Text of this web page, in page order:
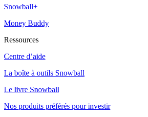
Snowball+
Money Buddy
Ressources
Centre d’aide
La boîte à outils Snowball
Le livre Snowball
Nos produits préférés pour investir